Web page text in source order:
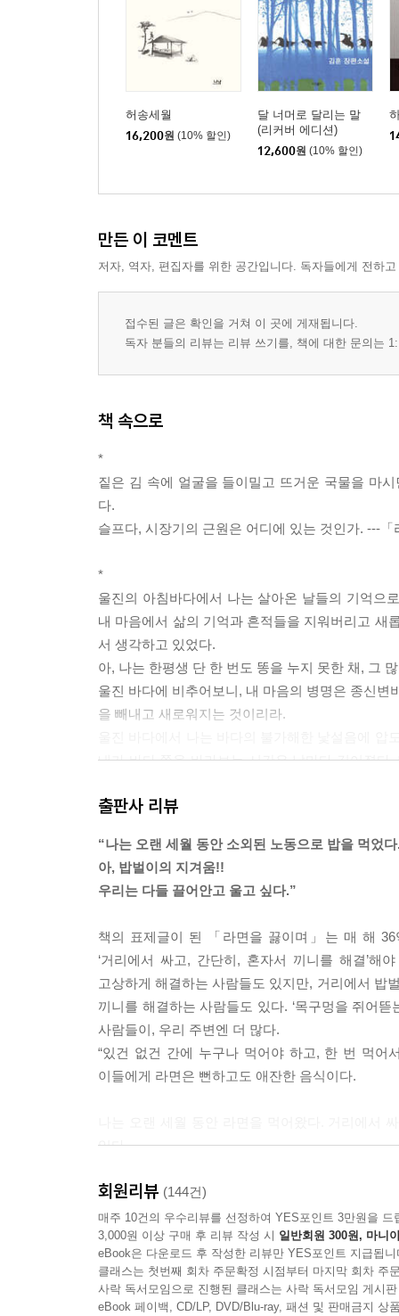
허송세월
16,200원 (10% 할인)
달 너머로 달리는 말
(리커버 에디션)
12,600원 (10% 할인)
만든 이 코멘트
저자, 역자, 편집자를 위한 공간입니다. 독자들에게 전하
접수된 글은 확인을 거쳐 이 곳에 게재됩니다.
독자 분들의 리뷰는 리뷰 쓰기를, 책에 대한 문의는
책 속으로
*
짙은 김 속에 얼굴을 들이밀고 뜨거운 국물을 마
다.
슬프다, 시장기의 근원은 어디에 있는 것인가. ---「
*
울진의 아침바다에서 나는 살아온 날들의 기억으
내 마음에서 삶의 기억과 흔적들을 지워버리고 새
서 생각하고 있었다.
아, 나는 한평생 단 한 번도 똥을 누지 못한 채, 그
울진 바다에 비추어보니, 내 마음의 병명은 종신
을 빼내고 새로워지는 것이리라.
내가 바다 쪽을 바라보는 시간은 날마다 길어졌
바다에 나갔던 새들이 숲으로 돌아갔고, 나는 방으
*
전기밥솥 속에서 밥이 익어가는 그 평화롭고 비
이다. 이것이 진저리나는 밥이라는 것이다. ---「밥
*
모든 밥에는 낚싯바늘이 들어 있다. 밥을 삼킬 때
낚싯대를 들고 앉아서 나를 건져올리는 자는 대체
만 또다시 밥을 벌 수가 있다. ---「밥 1」중에서
*
나에게 여행은 세계의 내용과 표정을 관찰하는
들, 지나가는 것들의 지나가는 꼴들, 그 느낌과 냄
출판사 리뷰
“나는 오랜 세월 동안 소외된 노동으로 밥을 먹었
아, 밥벌이의 지겨움!!
우리는 다들 끌어안고 울고 싶다.”
책의 표제글이 된 「라면을 끓이며」는 매 해
‘거리에서 싸고, 간단히, 혼자서 끼니를 해결’
고상하게 해결하는 사람들도 있지만, 거리에서 밥
끼니를 해결하는 사람들도 있다. ‘목구멍을 쥐어
사람들이, 우리 주변엔 더 많다.
“있건 없건 간에 누구나 먹어야 하고, 한 번 먹어
이들에게 라면은 뻔하고도 애잔한 음식이다.
있다.
일을 생각하면 더욱 쓸쓸하다. 쓸쓸한 것이 김밥과
이 궁상맞음을 비웃어서는 안 된다. 당신들도 다
뻔하다.
라면이나 짜장면은 장복을 하게 되면 인이 박인
혓바닥이 아니라 정서 위에 찍힌 문양과도 같다.
깊은 곳을 쓰다듬는다.
회원리뷰 (144건)
매주 10건의 우수리뷰를 선정하여 YES포인트 3만원을 드
3,000원 이상 구매 후 리뷰 작성 시 일반회원 300원, 마니
eBook은 다운로드 후 작성한 리뷰만 YES포인트 지급됩니
클래스는 첫번째 회차 주문확정 시점부터 마지막 회차 주
사락 독서모임으로 진행된 클래스는 사락 독서모임 게시
eBook 페이백, CD/LP, DVD/Blu-ray, 패션 및 판매금지 상